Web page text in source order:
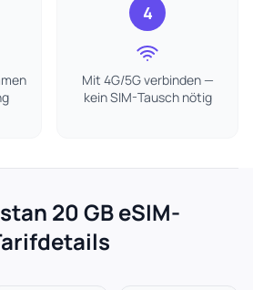
4
Mit 4G/5G verbinden —
kein SIM-Tausch nötig
20 GB eSIM-